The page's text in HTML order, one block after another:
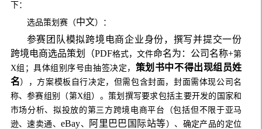
下：
选品策划赛（中文）：
参赛团队模拟跨境电商企业身份，撰写并提交一份
跨境电商选品策划（PDF格式，文件命名为：公司名称+第
X组；具体组别序号由抽签决定， 策划书中不得出现组员姓
名），方案模板自行决定，但需包含封面，封面需体现公司名
称、参赛组别（第X组）。 策划撰写要求包括主要开发的国家和
市场分析、拟投放的第三方跨境电商平台（包括但不限于亚马
逊、速卖通、eBay、 阿里巴巴国际站等）、确定产品的定位